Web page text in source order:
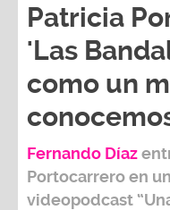
Patricia
'Las
como un
Fernando Díaz
Portocarreroen
videopodcast